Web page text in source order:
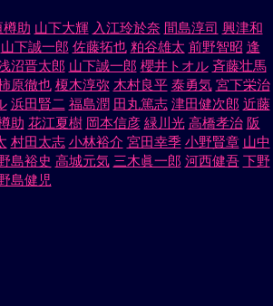
樽助 山下大輝 入江玲於奈 間島淳司 興津和
山下誠一郎 佐藤拓也 粕谷雄太 前野智昭 逢
沼晋太郎 山下誠一郎 櫻井トオル 斉藤壮馬
原徹也 榎木淳弥 木村良平 泰勇気 宮下栄治
浜田賢二 福島潤 田丸篤志 津田健次郎 近藤
助 花江夏樹 岡本信彦 緑川光 高橋孝治 阪
村田太志 小林裕介 宮田幸季 小野賢章 山中
島裕史 高城元気 三木眞一郎 河西健吾 下野
島健児